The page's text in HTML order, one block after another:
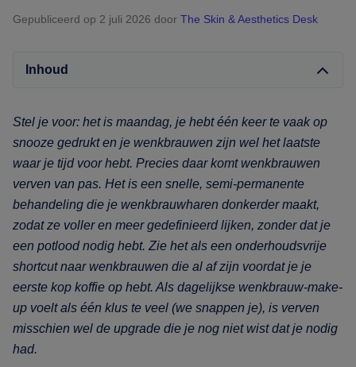
Gepubliceerd op 2 juli 2026 door The Skin & Aesthetics Desk
Inhoud
Stel je voor: het is maandag, je hebt één keer te vaak op
snooze gedrukt en je wenkbrauwen zijn wel het laatste
waar je tijd voor hebt. Precies daar komt wenkbrauwen
verven van pas. Het is een snelle, semi-permanente
behandeling die je wenkbrauwharen donkerder maakt,
zodat ze voller en meer gedefinieerd lijken, zonder dat je
een potlood nodig hebt. Zie het als een onderhoudsvrije
shortcut naar wenkbrauwen die al af zijn voordat je je
eerste kop koffie op hebt. Als dagelijkse wenkbrauw-make-
up voelt als één klus te veel (we snappen je), is verven
misschien wel de upgrade die je nog niet wist dat je nodig
had.